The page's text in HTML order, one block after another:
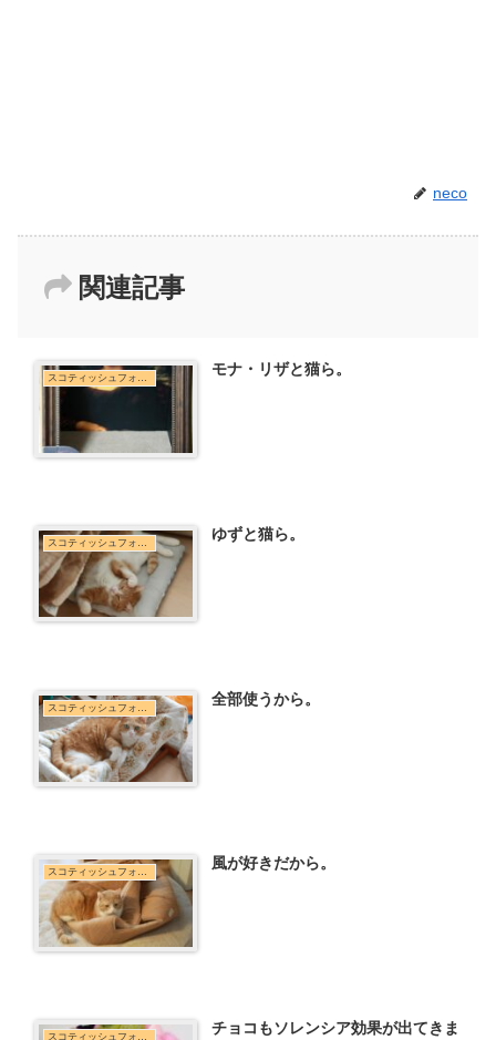
neco
関連記事
スコティッシュフォールド モナ・リザと猫ら。
スコティッシュフォールド ゆずと猫ら。
全部使うから。
スコティッシュフォールド 風が好きだから。
チョコもソレンシア効果が出てきま